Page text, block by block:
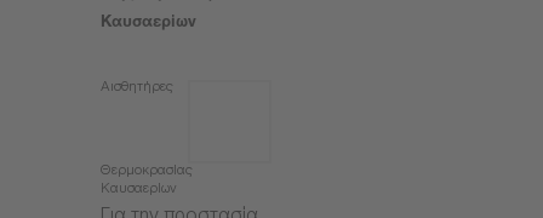
Καυσαερίων
Αισθητήρες
Θερμοκρασίας
Καυσαερίων